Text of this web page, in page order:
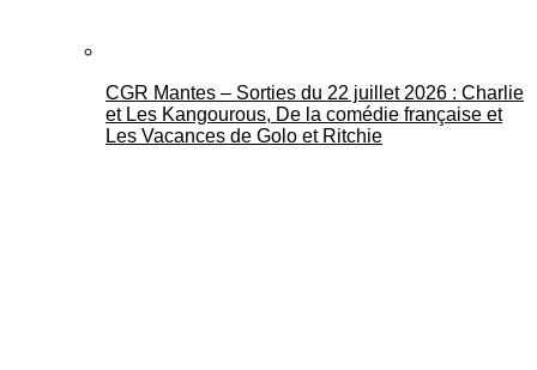
CGR Mantes – Sorties du 22 juillet 2026 : Charlie
et Les Kangourous, De la comédie française et
Les Vacances de Golo et Ritchie